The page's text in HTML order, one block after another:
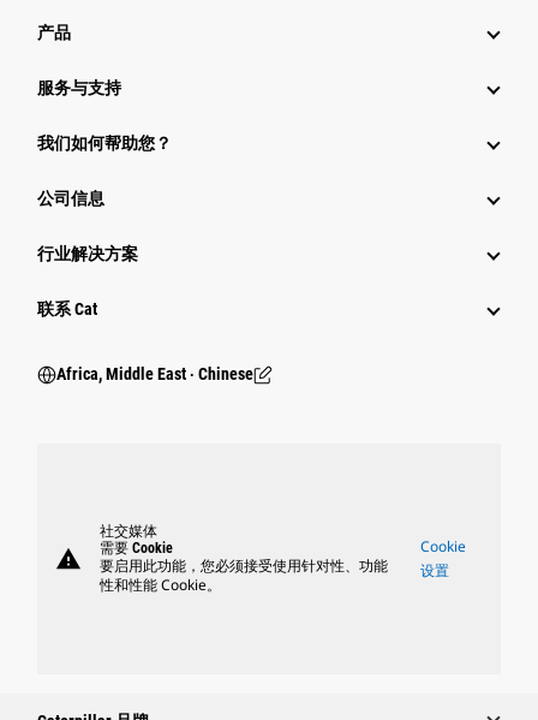
产品
服务与支持
我们如何帮助您？
公司信息
行业解决方案
行业
联系 Cat
Africa, Middle East ‧ Chinese
warning
社交媒体
需要 Cookie
要启用此功能，您必须接受使用针对性、功能
性和性能 Cookie。
Cookie
设置